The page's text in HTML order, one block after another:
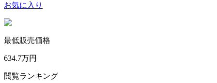
お気に入り
最低販売価格
634.7万円
閲覧ランキング